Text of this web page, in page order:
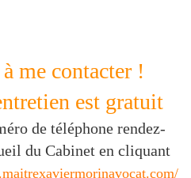
me contacter !
est gratuit
de téléphone rendez-
du Cabinet en cliquant